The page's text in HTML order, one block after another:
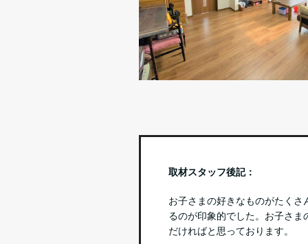
取材スタッフ後記：
お子さまの好きなものがたく
るのが印象的でした。お子さ
だければと思っております。